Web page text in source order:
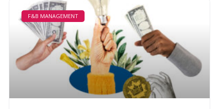
F&B MANAGEMENT